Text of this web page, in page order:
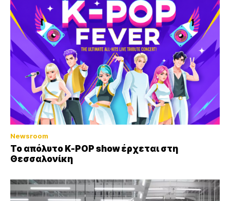
Newsroom
Το απόλυτο K-POP show έρχεται στη
Θεσσαλονίκη